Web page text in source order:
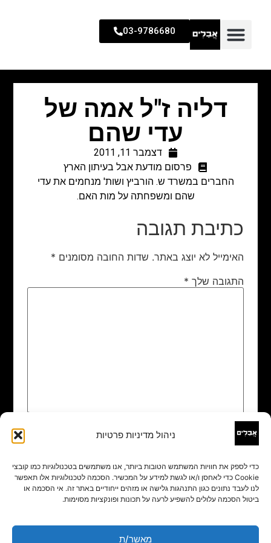
ניהול מדיניות פרטיות
כדי לספק את חוויות המשתמש הטובות ביותר, אנו משתמשים בטכנולוגיות כמו קובצי
Cookie כדי לאחסן ו/או לגשת למידע על המכשיר. הסכמה לטכנולוגיות אלו תאפשר
לנו לעבד נתונים כגון התנהגות גלישה או מזהים ייחודיים באתר זה. אי הסכמה או
ביטול הסכמה עלולים להשפיע לרעה על תכונות ופונקציות מסוימות.
מאשר/ת
03-9786680
דליה ז"ל אמה של
עדי שהם
דצמבר 11, 2011
פרסום מודעת אבל בעיתון הארץ
החברים במשרד ש. הורביץ ושות' מנחמים את עדי
שהם ומשפחתה על מות האם.
כתיבת תגובה
האימייל לא יוצג באתר. שדות החובה מסומנים *
התגובה שלך *
שם
אימייל*